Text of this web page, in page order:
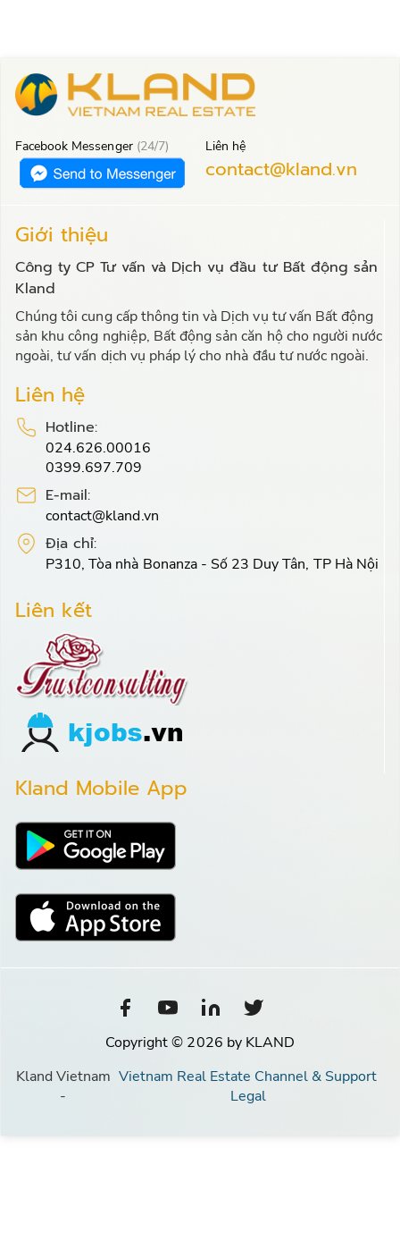
Facebook Messenger (24/7) Liên hệ
contact@kland.vn
Giới thiệu
Công ty CP Tư vấn và Dịch vụ đầu tư Bất động sản
Kland
Chúng tôi cung cấp thông tin và Dịch vụ tư vấn Bất động
sản khu công nghiệp, Bất động sản căn hộ cho người nước
ngoài, tư vấn dịch vụ pháp lý cho nhà đầu tư nước ngoài.
Liên hệ
Hotline:
024.626.00016
0399.697.709
E-mail:
contact@kland.vn
Địa chỉ:
P310, Tòa nhà Bonanza - Số 23 Duy Tân, TP Hà Nội
Liên kết
Kland Mobile App
Copyright © 2026 by KLAND
Kland Vietnam
-
Vietnam Real Estate Channel & Support
Legal